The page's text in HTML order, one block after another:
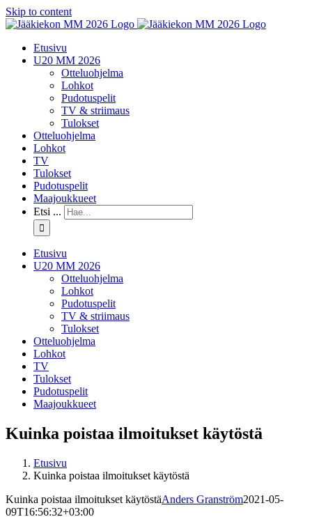
Skip to content
Etusivu
U20 MM 2026
Otteluohjelma
Lohkot
Pudotuspelit
TV & striimaus
Tulokset
Otteluohjelma
Lohkot
TV
Tulokset
Pudotuspelit
Maajoukkueet
Etsi ...
Etusivu
U20 MM 2026
Otteluohjelma
Lohkot
Pudotuspelit
TV & striimaus
Tulokset
Otteluohjelma
Lohkot
TV
Tulokset
Pudotuspelit
Maajoukkueet
Kuinka poistaa ilmoitukset käytöstä
Etusivu
Kuinka poistaa ilmoitukset käytöstä
Kuinka poistaa ilmoitukset käytöstäAnders Granström2021-05-
09T16:56:32+03:00